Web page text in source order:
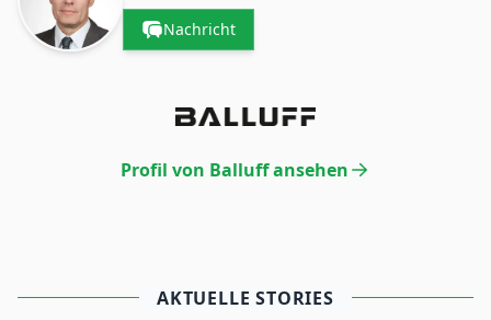
Nachricht
Profil von Balluff ansehen
AKTUELLE STORIES